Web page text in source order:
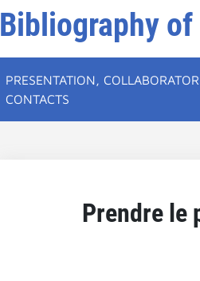
Bibliography
PRESENTATION,
CONTACTS
Prendre le